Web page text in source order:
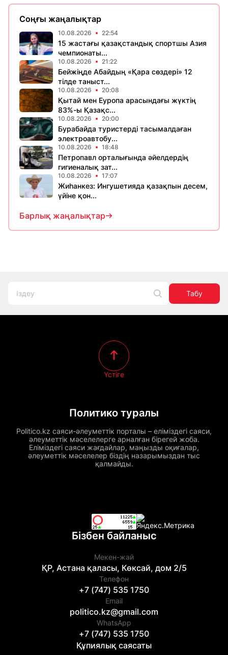
Соңғы жаңалықтар
10.08.2026 22:54
15 жастағы қазақстандық спортшы Азия
чемпионаты...
10.08.2026 21:22
Бейжіңде Абайдың «Қара сөздері» 12
тілде таныст...
10.08.2026 20:08
Қытай мен Еуропа арасындағы жүктің
83%-ы Қазақс...
10.08.2026 20:00
Бурабайда туристерді тасымалдаған
электроавтобу...
10.08.2026 18:48
Петропавл орталығында әйелдердің
гигиеналық зат...
10.08.2026 17:07
Жиһанкез: Ингушетияда қазақпын десем,
үйіне қон...
Барлық жаңалықтар
Табу
Политико туралы
Politico.kz саяси-әлеуметтік порталы – еліміздегі саяси,
әлеуметтік мәселелерге арналған бірегей жоба.
Еліміздегі саяси жағдайлар, маңызды оқиғалар,
әлеуметтік мәселелер біздің назарымыздан тыс
қалмайды.
Үстіге
Бізбен байланыс
Мекен-жай
ҚР, Астана қаласы, Көксай, дом 2/5
Телефон
+7 (747) 535 1750
Email
politico.kz@gmail.com
WhatsApp
+7 (747) 535 1750
Құпиялық саясаты